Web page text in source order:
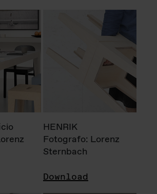
HENRIK
Fotografo: Lorenz
Sternbach
Download